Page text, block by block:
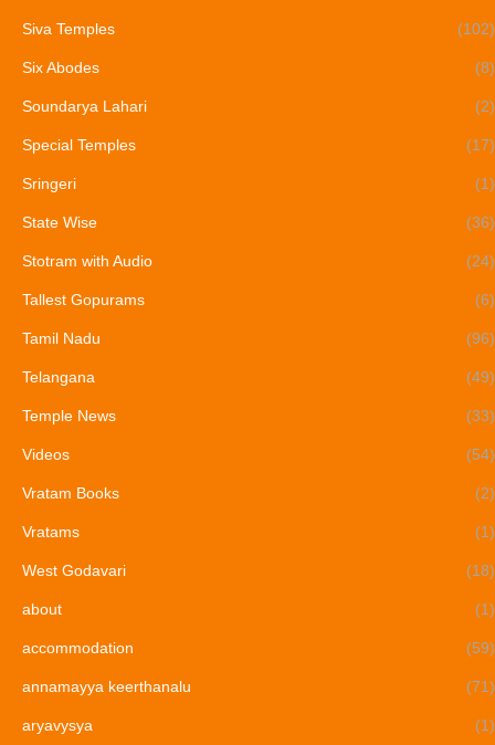
Siva Temples (102)
Six Abodes (8)
Soundarya Lahari (2)
Special Temples (17)
Sringeri (1)
State Wise (36)
Stotram with Audio (24)
Tallest Gopurams (6)
Tamil Nadu (96)
Telangana (49)
Temple News (33)
Videos (54)
Vratam Books (2)
Vratams (1)
West Godavari (18)
about (1)
accommodation (59)
annamayya keerthanalu (71)
aryavysya (1)